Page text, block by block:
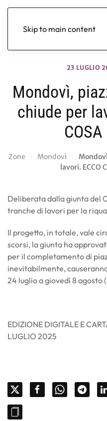
Skip to main content
23 LUGLIO
Mondovì,
chiude per
Zone Mondovì
lavori. ECCO
Deliberata dalla giunta del
tranche di lavori per la
Il progetto, in totale, vale
scorsi, la giunta ha
per il completamento di
inevitabilmente,
24 luglio a giovedì 8 agosto
EDIZIONE DIGITALE E
LUGLIO 2025